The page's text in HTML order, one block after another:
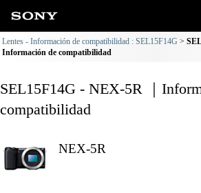
Lentes - Información de compatibilidad : SEL15F14G
Información de compatibilidad
SEL15F14G - NEX-5R ｜
compatibilidad
NEX-5R